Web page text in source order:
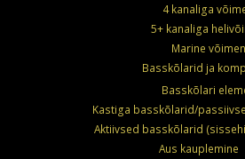
4 kanaliga
5+ kanaliga
Marine
Basskõlarid ja
Basskõlari
Kastiga basskõlarid/
Aktiivsed basskõlarid
Aus kauplemine